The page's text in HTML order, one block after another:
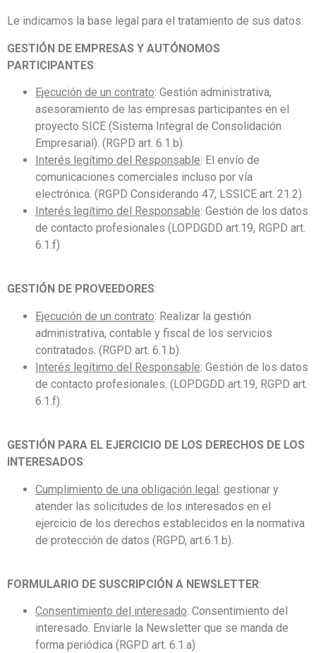
Le indicamos la base legal para el tratamiento de sus datos:
GESTIÓN DE EMPRESAS Y AUTÓNOMOS
PARTICIPANTES:
Ejecución de un contrato: Gestión administrativa,
asesoramiento de las empresas participantes en el
proyecto SICE (Sistema Integral de Consolidación
Empresarial). (RGPD art. 6.1.b).
Interés legítimo del Responsable: El envío de
comunicaciones comerciales incluso por vía
electrónica. (RGPD Considerando 47, LSSICE art. 21.2).
Interés legítimo del Responsable: Gestión de los datos
de contacto profesionales (LOPDGDD art.19, RGPD art.
6.1.f)
GESTIÓN DE PROVEEDORES:
Ejecución de un contrato: Realizar la gestión
administrativa, contable y fiscal de los servicios
contratados. (RGPD art. 6.1.b).
Interés legítimo del Responsable: Gestión de los datos
de contacto profesionales. (LOPDGDD art.19, RGPD art.
6.1.f).
GESTIÓN PARA EL EJERCICIO DE LOS DERECHOS DE LOS
INTERESADOS:
Cumplimiento de una obligación legal: gestionar y
atender las solicitudes de los interesados en el
ejercicio de los derechos establecidos en la normativa
de protección de datos (RGPD, art.6.1.b).
FORMULARIO DE SUSCRIPCIÓN A NEWSLETTER:
Consentimiento del interesado: Consentimiento del
interesado. Enviarle la Newsletter que se manda de
forma periódica (RGPD art. 6.1.a)